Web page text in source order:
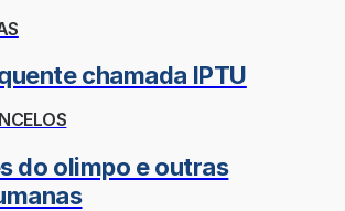
chamada IPTU
do olimpo e outras